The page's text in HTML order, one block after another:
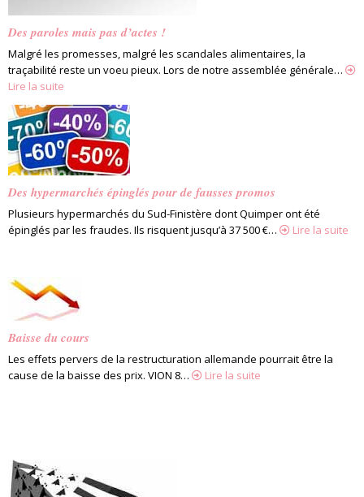
Des paroles mais pas d’actes !
Malgré les promesses, malgré les scandales alimentaires, la
traçabilité reste un voeu pieux. Lors de notre assemblée générale…
Lire la suite
Des hypermarchés épinglés pour de fausses promos
Plusieurs hypermarchés du Sud-Finistère dont Quimper ont été
épinglés par les fraudes. Ils risquent jusqu’à 37 500 €…
Lire la suite
Baisse du cours
Les effets pervers de la restructuration allemande pourrait être la
cause de la baisse des prix. VION 8…
Lire la suite